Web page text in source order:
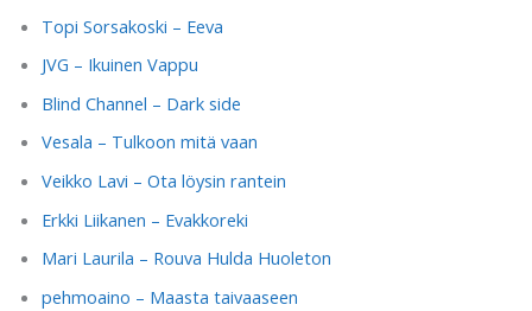
Topi Sorsakoski – Eeva
JVG – Ikuinen Vappu
Blind Channel – Dark side
Vesala – Tulkoon mitä vaan
Veikko Lavi – Ota löysin rantein
Erkki Liikanen – Evakkoreki
Mari Laurila – Rouva Hulda Huoleton
pehmoaino – Maasta taivaaseen